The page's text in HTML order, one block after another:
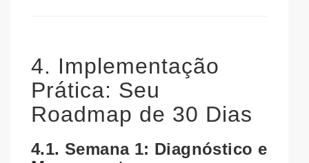
4. Implementação
Prática: Seu
Roadmap de 30 Dias
4.1. Semana 1: Diagnóstico e